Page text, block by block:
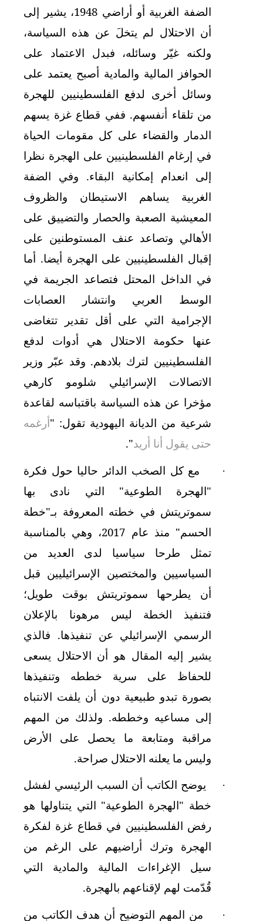
الضفة الغربية أو أراضي 1948، يشير إلى
أن الاحتلال لم يتخلَ عن هذه السياسة،
ولكنه غيّر وسائله، فبدل الاعتماد على
الحوافز المالية والمادية أصبح يعتمد على
وسائل أخرى لدفع الفلسطينيين للهجرة
من تلقاء أنفسهم. ففي قطاع غزة يسهم
الدمار والقضاء على كل مقومات الحياة
في إرغام الفلسطينيين على الهجرة نظرا
إلى انعدام إمكانية البقاء. وفي الضفة
الغربية يساهم الاستيطان والظروف
المعيشية الصعبة والحصار والتضييق على
الأهالي وتصاعد عنف المستوطنين على
إقبال الفلسطينيين على الهجرة أيضا. أما
في الداخل المحتل فتصاعد الجريمة في
الوسط العربي وانتشار العصابات
الإجرامية التي على أقل تقدير تتغاضى
عنها حكومة الاحتلال هي أدوات لدفع
الفلسطينيين لترك بلادهم. وقد عبّر وزير
الاتصالات الإسرائيلي شلومو كارهي
مؤخرا عن هذه السياسة باقتباسه لقاعدة
شرعية من الديانة اليهودية تقول: "أرغمه
حتى يقول أنا أريد".
·
مع كل الصخب الدائر حاليا حول فكرة
"الهجرة الطوعية" التي نادى بها
سموتريتش في خطته المعروفة بـ"خطة
الحسم" منذ عام 2017، وهي بالمناسبة
تمثل طرحا سياسيا لدى العديد من
السياسيين والمختصين الإسرائيليين قبل
أن يطرحها سموتريتش بوقت طويل؛
فتنفيذ الخطة ليس مرهونا بالإعلان
الرسمي الإسرائيلي عن تنفيذها. فالذي
يشير إليه المقال هو أن الاحتلال يسعى
للحفاظ على سرية خططه وتنفيذها
بصورة تبدو طبيعية دون أن يلفت الانتباه
إلى مساعيه وخططه. ولذلك من المهم
مراقبة ومتابعة ما يحصل على الأرض
وليس ما يعلنه الاحتلال صراحة.
·
يوضح الكاتب أن السبب الرئيسي لفشل
خطة "الهجرة الطوعية" التي يتناولها هو
رفض الفلسطينيين في قطاع غزة لفكرة
الهجرة وترك أراضيهم على الرغم من
سيل الإغراءات المالية والمادية التي
قُدّمت لهم لإقناعهم بالهجرة.
· من المهم التوضيح أن هدف الكاتب من